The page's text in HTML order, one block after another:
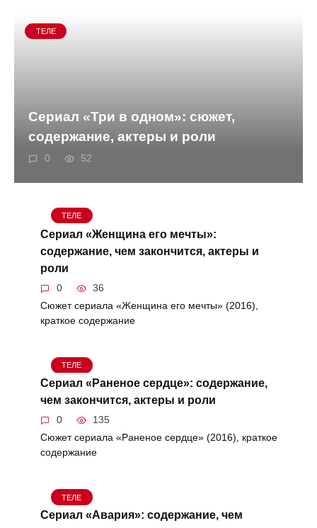
ТЕЛЕ
Сериал «Три в одном»: сюжет,
содержание, актеры и роли
0 52
ТЕЛЕ
Сериал «Женщина его мечты»:
содержание, чем закончится, актеры и
роли
0 36
Сюжет сериала «Женщина его мечты» (2016),
краткое содержание
ТЕЛЕ
Сериал «Раненое сердце»: содержание,
чем закончится, актеры и роли
0 135
Сюжет сериала «Раненое сердце» (2016), краткое
содержание
ТЕЛЕ
Сериал «Авария»: содержание, чем